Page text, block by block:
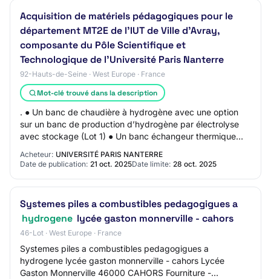
Acquisition de matériels pédagogiques pour le
département MT2E de l’IUT de Ville d’Avray,
composante du Pôle Scientifique et
Technologique de l’Université Paris Nanterre
92-Hauts-de-Seine · West Europe · France
Mot-clé trouvé dans la description
. ● Un banc de chaudière à hydrogène avec une option
sur un banc de production d’hydrogène par électrolyse
avec stockage (Lot 1) ● Un banc échangeur thermique
avec une option pour géné Identifiant de…
Acheteur: UNIVERSITÉ PARIS NANTERRE
Date de publication: 21 oct. 2025Date limite: 28 oct. 2025
Systemes piles a combustibles pedagogigues a
hydrogene lycée gaston monnerville - cahors
46-Lot · West Europe · France
Systemes piles a combustibles pedagogigues a
hydrogene lycée gaston monnerville - cahors Lycée
Gaston Monnerville 46000 CAHORS Fourniture -